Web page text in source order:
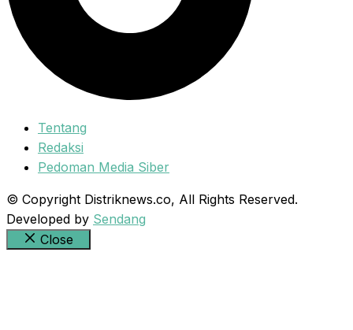
Tentang
Redaksi
Pedoman Media Siber
© Copyright Distriknews.co, All Rights Reserved.
Developed by Sendang
Close